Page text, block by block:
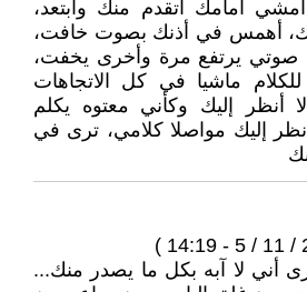
أمامك أتقدم منك وأبتعد،
أهمس في أذنك بصوت خافت،
صوتي يرتفع مرة وأخرى يخفت،
ماشيا في كل الاتجاهات
أنظر إليك وكأني معتوه يكلم
إليك مواصلا كلامي، ترى في
أني لا آبه بكل ما يصدر منك...